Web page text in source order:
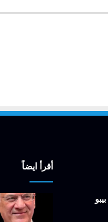
أقرأ ايضاً